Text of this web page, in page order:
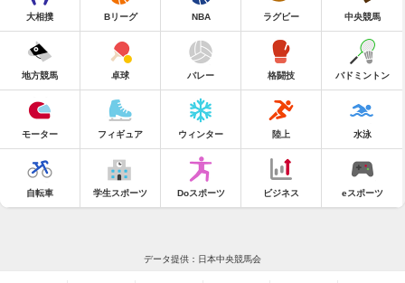
大相撲 Bリーグ NBA ラグビー 中央競馬
地方競馬 卓球 バレー 格闘技 バドミントン
モーター フィギュア ウィンター 陸上 水泳
自転車 学生スポーツ Doスポーツ ビジネス eスポーツ
データ提供：日本中央競馬会